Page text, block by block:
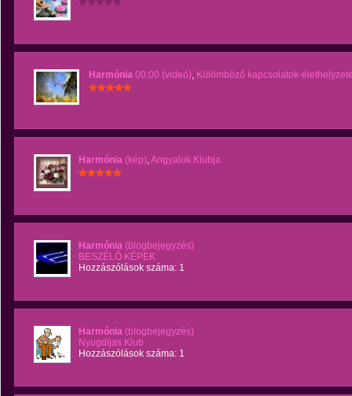
Harmónia 00:00 (videó), Külömböző kapcsolatok-
Harmónia (kép),Angyalok Klubja
Harmónia (blogbejegyzés)
BESZÉLŐ KÉPEK
Hozzászólások száma: 1
Harmónia (blogbejegyzés)
Nyugdíjas Klub
Hozzászólások száma: 1